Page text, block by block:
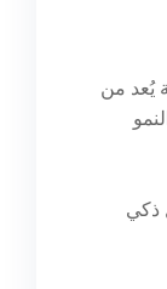
يُعد من